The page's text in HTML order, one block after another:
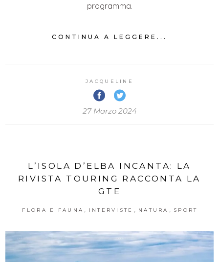
programma.
CONTINUA A LEGGERE...
JACQUELINE
27 Marzo 2024
L’ISOLA D’ELBA INCANTA: LA
RIVISTA TOURING RACCONTA LA
GTE
FLORA E FAUNA INTERVISTE NATURA SPORT